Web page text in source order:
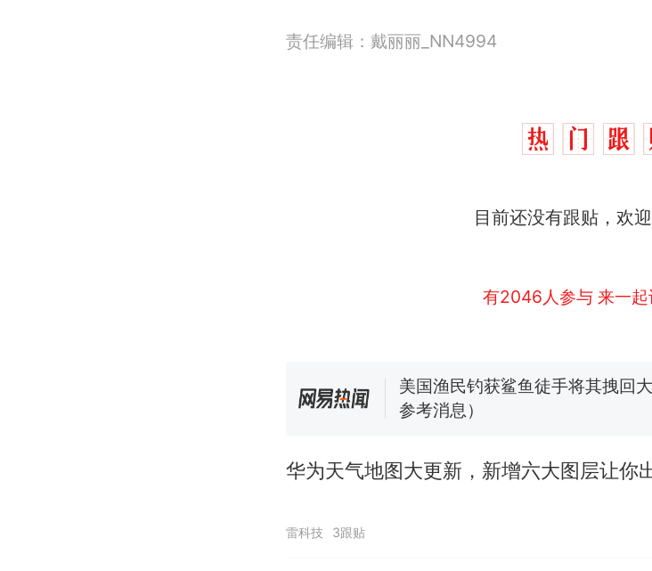
责任编辑：戴丽丽_NN4994
目前还没有跟贴，欢
有2046人参与 来一起
那个在床头放菜刀的女孩，因
费大厨“全国小炒肉大王”称号，
笔试第一被第二名传话劝弃考 官方
招聘，成立调查组全面核查
那个在床头放菜刀的女孩，
华为天气地图大更新，新增六大图层让你
雷科技 3跟贴